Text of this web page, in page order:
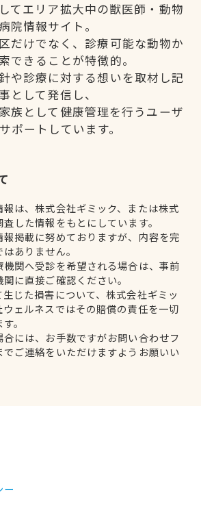
てエリア拡大中の獣医師・動物
院情報サイト。
だけでなく、診療可能な動物か
できることが特徴的。
や診療に対する想いを取材し記
事として発信し、
族として健康管理を行うユーザ
ポートしています。
は、株式会社ギミック、または株式
した情報をもとにしています。
掲載に努めておりますが、内容を完
ありません。
関へ受診を希望される場合は、事前
に直接ご確認ください。
じた損害について、株式会社ギミッ
ェルネスではその賠償の責任を一切
。
には、お手数ですがお問い合わせフ
でご連絡をいただけますようお願いい
ー